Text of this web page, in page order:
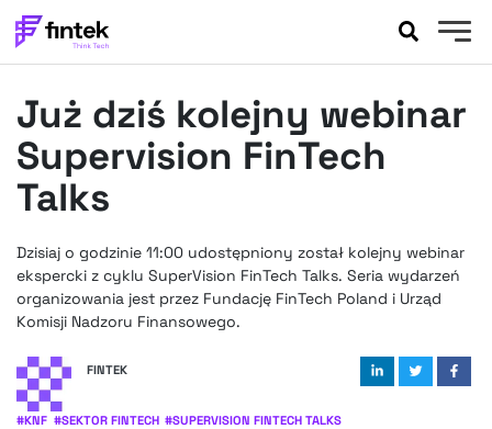
BANKOWOŚĆ
EVENTY
FELIETONY
WYWIADY
PODCASTY
FINTEKEXTRA
OKIEM EKSPERTA
Już dziś kolejny webinar
Supervision FinTech
Talks
Dzisiaj o godzinie 11:00 udostępniony został kolejny webinar
ekspercki z cyklu SuperVision FinTech Talks. Seria wydarzeń
organizowania jest przez Fundację FinTech Poland i Urząd
Komisji Nadzoru Finansowego.
FINTEK
#KNF #SEKTOR FINTECH #SUPERVISION FINTECH TALKS